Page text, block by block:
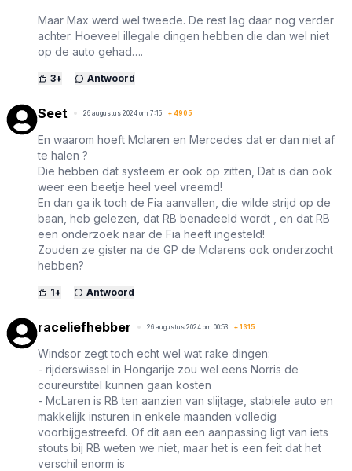
Maar Max werd wel tweede. De rest lag daar nog verder
achter. Hoeveel illegale dingen hebben die dan wel niet
op de auto gehad….
3+ Antwoord
Seet 26 augustus 2024 om 7:15 + 4905
En waarom hoeft Mclaren en Mercedes dat er dan niet af
te halen ?
Die hebben dat systeem er ook op zitten, Dat is dan ook
weer een beetje heel veel vreemd!
En dan ga ik toch de Fia aanvallen, die wilde strijd op de
baan, heb gelezen, dat RB benadeeld wordt , en dat RB
een onderzoek naar de Fia heeft ingesteld!
Zouden ze gister na de GP de Mclarens ook onderzocht
hebben?
1+ Antwoord
raceliefhebber 26 augustus 2024 om 00:53 + 1315
Windsor zegt toch echt wel wat rake dingen:
- rijderswissel in Hongarije zou wel eens Norris de
coureurstitel kunnen gaan kosten
- McLaren is RB ten aanzien van slijtage, stabiele auto en
makkelijk insturen in enkele maanden volledig
voorbijgestreefd. Of dit aan een aanpassing ligt van iets
stouts bij RB weten we niet, maar het is een feit dat het
verschil enorm is